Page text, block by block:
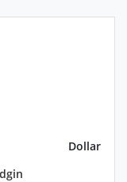
Dollar